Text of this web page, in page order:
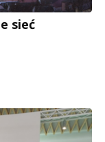
sieć